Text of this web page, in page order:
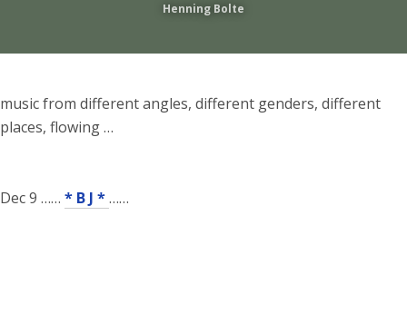
Henning Bolte
music from different angles, different genders, different
places, flowing …
Dec 9 …… * B J *……